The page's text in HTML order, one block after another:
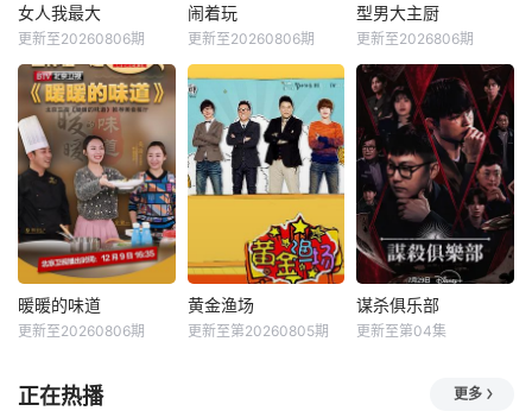
女人我最大
更新至20260806期
闹着玩
更新至20260806期
型男大主厨
更新至2026806期
暖暖的味道
更新至20260806期
黄金渔场
更新至第20260805期
谋杀俱乐部
更新至第04集
正在热播 更多